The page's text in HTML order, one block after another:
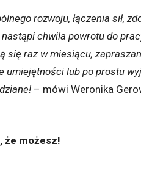
rozwoju, łączenia sił,
chwila powrotu do
się raz w miesiącu,
umiejętności lub po prostu
– mówi Weronika
że możesz!